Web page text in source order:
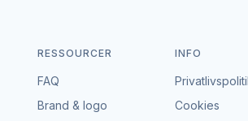
med leverandøren om udstyret er egnet til
RESSOURCER
FAQ
Brand & logo
INFO
Cookies